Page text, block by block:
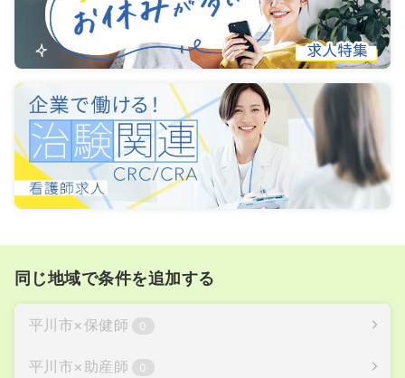
同じ地域で条件を追加する
平川市×保健師 0
平川市×助産師 0